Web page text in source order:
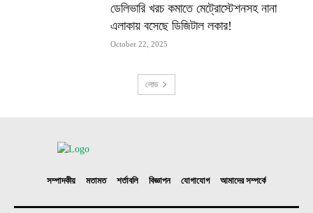
ডেলিভারি খরচ কমাতে মেট্রোস্টেশনসহ নানা
এলাকায় বসেছে ডিজিটাল লকার!
October 22, 2025
লোড
সম্পাদকীয় মতামত শর্তাবলি বিজ্ঞাপন যোগাযোগ আমাদের সম্পর্কে